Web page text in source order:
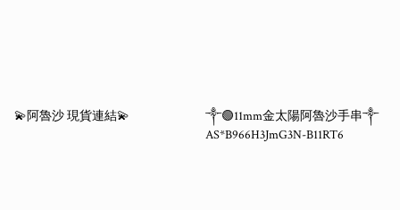
💫阿魯沙 現貨連結💫
༒🟢11mm金太陽阿魯沙手串༒
AS*B966H3JmG3N-B11RT6